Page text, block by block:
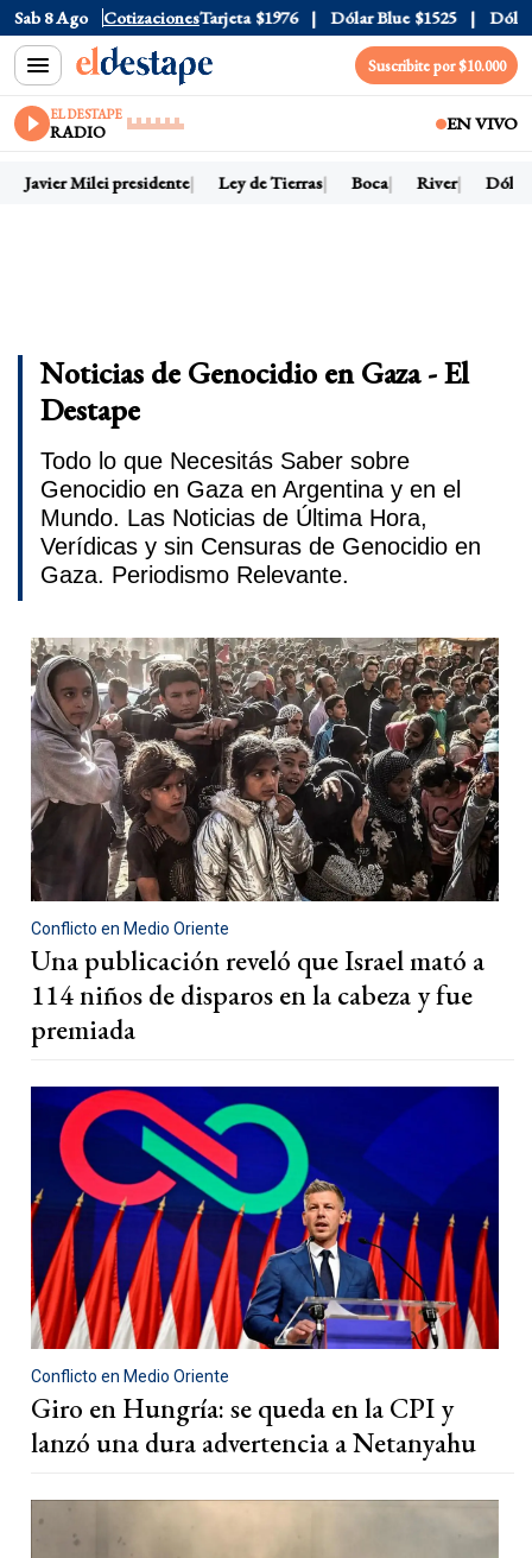
Sab 8 Ago Cotizaciones
$1520 Dólar Tarjeta $1976 Dólar Blue $1525 Dólar CCL
Suscribite por $10.000
EL DESTAPE
RADIO EN VIVO
Javier Milei presidente Ley de Tierras Boca River Dólar
Noticias de Genocidio en Gaza - El
Destape
Todo lo que Necesitás Saber sobre
Genocidio en Gaza en Argentina y en el
Mundo. Las Noticias de Última Hora,
Verídicas y sin Censuras de Genocidio en
Gaza. Periodismo Relevante.
Conflicto en Medio Oriente
Una publicación reveló que Israel mató a
114 niños de disparos en la cabeza y fue
premiada
Conflicto en Medio Oriente
Giro en Hungría: se queda en la CPI y
lanzó una dura advertencia a Netanyahu